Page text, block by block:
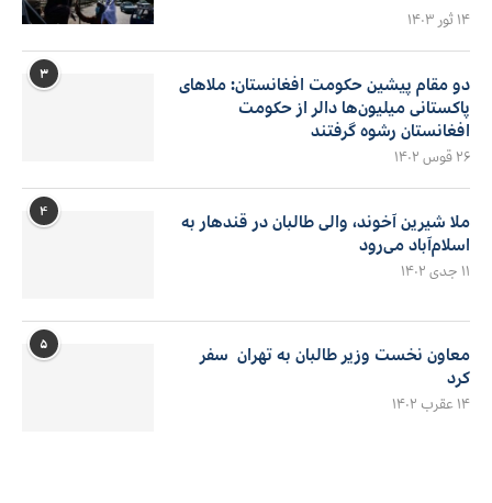
۱۴ ثور ۱۴۰۳
۳
دو مقام پیشین حکومت افغانستان: ملاهای
پاکستانی میلیون‌ها دالر از حکومت
افغانستان رشوه گرفتند
۲۶ قوس ۱۴۰۲
۴
ملا شیرین آخوند، والی طالبان در قندهار به
اسلام‌آباد می‌رود
۱۱ جدی ۱۴۰۲
۵
معاون نخست وزیر طالبان به تهران سفر
کرد
۱۴ عقرب ۱۴۰۲